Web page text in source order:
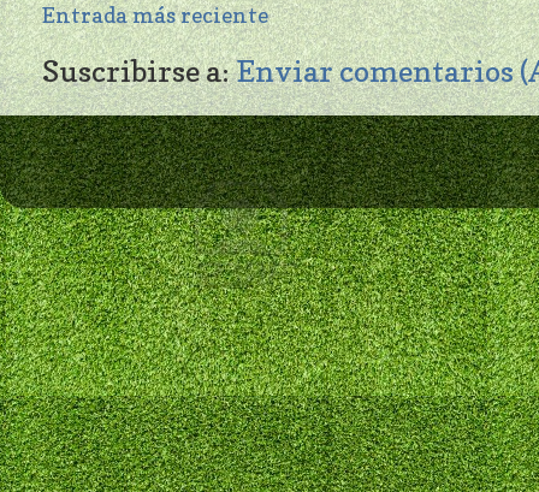
Entrada más reciente
Suscribirse a:Enviar comentarios